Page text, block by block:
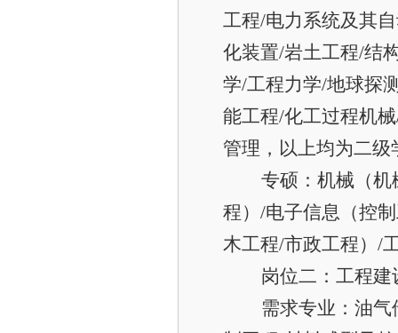
工程/电力系统及其
化装置/岩土工程/结
学/工程力学/地球探
能工程/化工过程机械
管理，以上均为二级
专硕：机械（机
程） /电子信息（控
木工程/市政工程） /
岗位二：工程建
需求专业 ：油